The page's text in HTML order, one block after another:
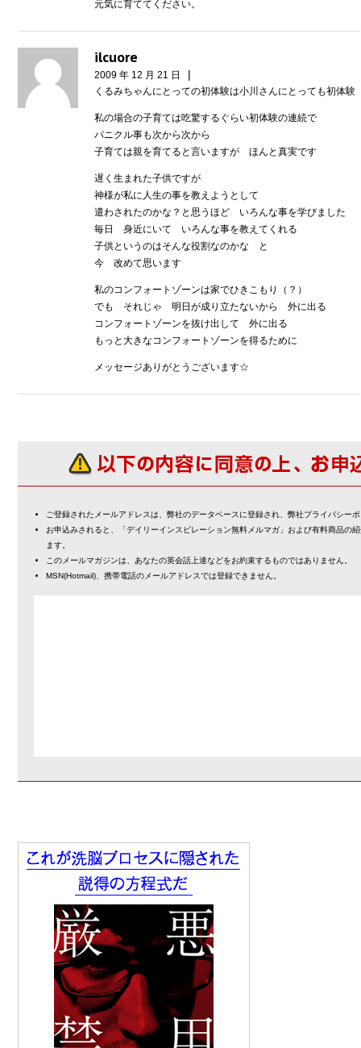
元気に育ててください。
ilcuore
2009 年 12 月 21 日 |
くるみちゃんにとっての初体験は小川さんにとっても初体験
私の場合の子育ては吃驚するぐらい初体験の連続で
パニクル事も次から次から
子育ては親を育てると言いますが ほんと真実です
遅く生まれた子供ですが
神様が私に人生の事を教えようとして
遣わされたのかな？と思うほど いろんな事を学びました
毎日 身近にいて いろんな事を教えてくれる
子供というのはそんな役割なのかな と
今 改めて思います
私のコンフォートゾーンは家でひきこもり（？）
でも それじゃ 明日が成り立たないから 外に出る
コンフォートゾーンを抜け出して 外に出る
もっと大きなコンフォートゾーンを得るために
メッセージありがとうございます☆
ご登録されたメールアドレスは、弊社のデータベースに登録され、弊社プライバシー
お申込みされると、「デイリーインスピレーション無料メルマガ」および有料商品の
ます。
このメールマガジンは、あなたの英会話上達などをお約束するものではありません。
MSN(Hotmail)、携帯電話のメールアドレスでは登録できません。